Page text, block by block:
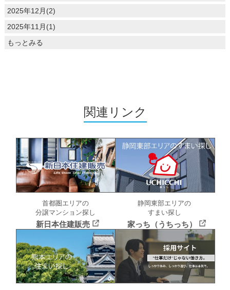
2025年12月(2)
2025年11月(1)
もっとみる
関連リンク
首都圏エリアの
分譲マンション探し
新日本住建販売
静岡東部エリアの
すまい探し
家っち（うちっち）